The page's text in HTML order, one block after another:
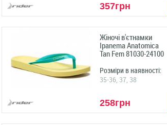
357грн
Жіночі в'єтнамки
Ipanema Anatomica
Tan Fem 81030-24100
Розміри в наявності:
35-36, 37, 38
258грн